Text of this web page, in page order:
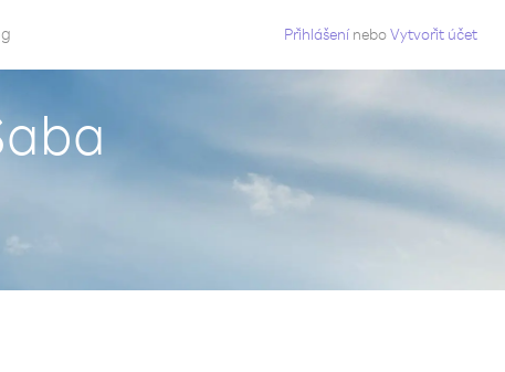
Přihlášení neboVytvořit účet